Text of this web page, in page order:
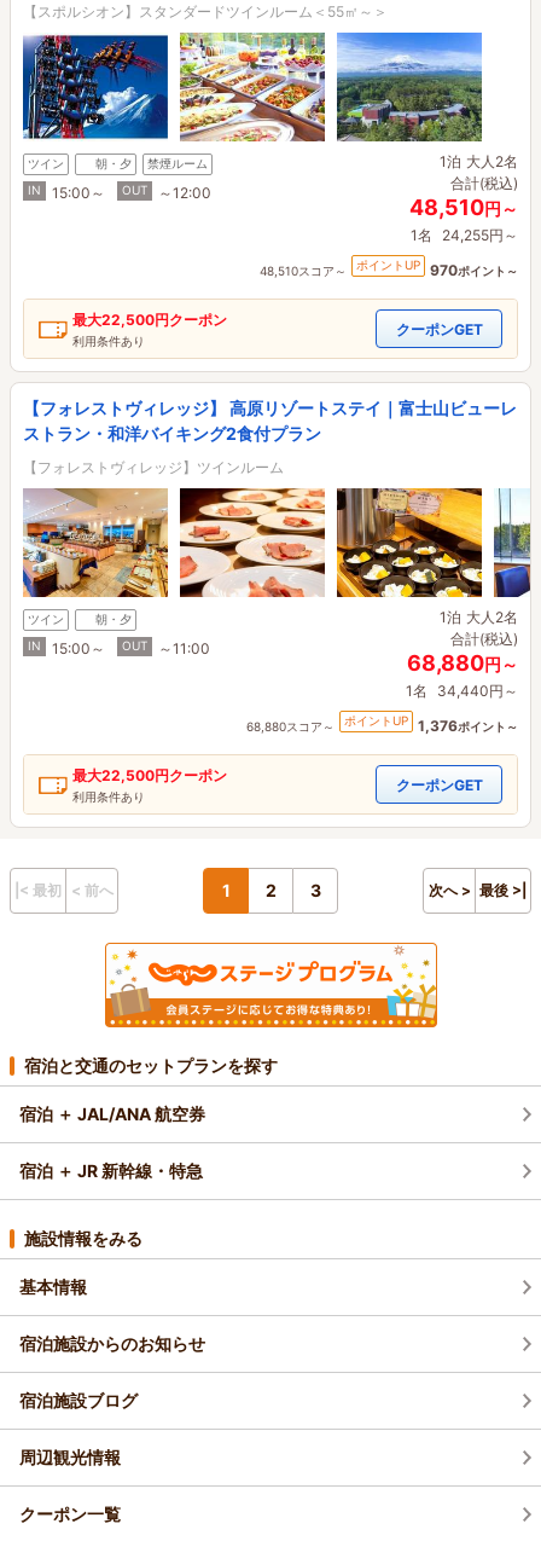
【スポルシオン】スタンダードツインルーム＜55㎡～＞
ツイン 朝・夕
禁煙ルーム
IN
15:00～ OUT ～12:00
1泊 大人2名
合計(税込)
48,510円～
1名 24,255円～
48,510スコア～ ポイントUP 970ポイント～
最大22,500円クーポン
利用条件あり
クーポンGET
【フォレストヴィレッジ】 高原リゾートステイ｜富士山ビューレ
ストラン・和洋バイキング2食付プラン
【フォレストヴィレッジ】ツインルーム
ツイン
朝・夕
IN
15:00～ OUT ～11:00
1泊 大人2名
合計(税込)
68,880円～
1名 34,440円～
68,880スコア～ ポイントUP 1,376ポイント～
最大22,500円クーポン
利用条件あり
クーポンGET
|< 最初 < 前へ 1 2 3 次へ > 最後 >|
宿泊と交通のセットプランを探す
宿泊 ＋ JAL/ANA 航空券
宿泊 ＋ JR 新幹線・特急
施設情報をみる
基本情報
宿泊施設からのお知らせ
宿泊施設ブログ
周辺観光情報
クーポン一覧